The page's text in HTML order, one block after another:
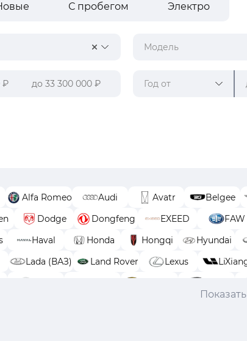
С пробегом Электро
Модель
Год от
Alfa Romeo Audi Avatr Belgee
Dodge Dongfeng EXEED FAW
Haval Honda Hongqi Hyundai
Lada (ВАЗ) Land Rover Lexus